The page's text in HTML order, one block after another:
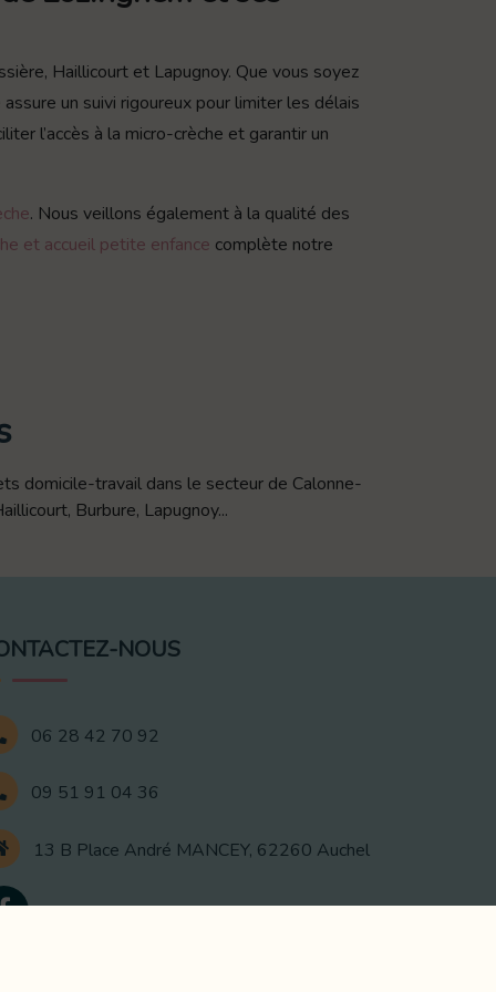
Haillicourt et Lapugnoy. Que vous soyez
un suivi rigoureux pour limiter les délais
l’accès à la micro-crèche et garantir un
. Nous veillons également à la qualité des
et accueil petite enfance complète notre
domicile-travail dans le secteur de Calonne-
Burbure, Lapugnoy...
NOUS
06 28 42 70 92
09 51 91 04 36
13 B Place André MANCEY, 62260 Auchel